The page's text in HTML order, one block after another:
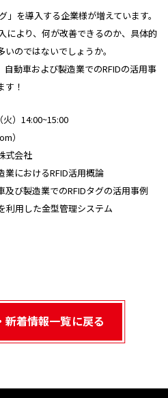
」を導入する企業様が増えています。
により、何が改善できるのか、具体的
のではないでしょうか。
動車および製造業でのRFIDの活用事
す！
）14:00~15:00
）
会社
おけるRFID活用概論
び製造業でのRFIDタグの活用事例
た金型管理システム
新着情報一覧に戻る